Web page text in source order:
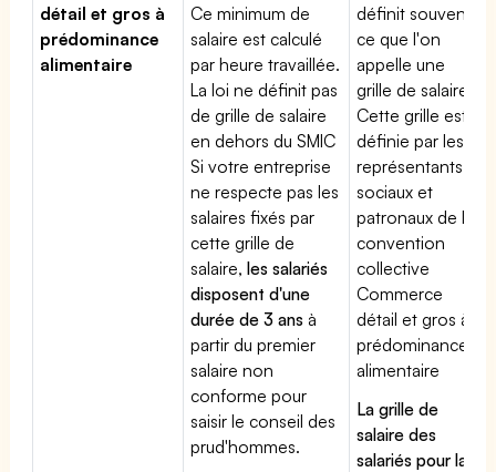
détail et gros à
prédominance
alimentaire
Ce minimum de
salaire est calculé
par heure travaillée.
La loi ne définit pas
de grille de salaire
en dehors du SMIC
Si votre entreprise
ne respecte pas les
salaires fixés par
cette grille de
salaire,les salariés
disposent d'une
durée de 3 ans à
partir du premier
salaire non
conforme pour
saisir le conseil des
prud'hommes.
définit souvent
ce que l'on
appelle une
grille de salaires.
Cette grille est
définie par les
représentants
sociaux et
patronaux de la
convention
collective
Commerce
détail et gros à
prédominance
alimentaire
La grille de
salaire des
salariés pour la